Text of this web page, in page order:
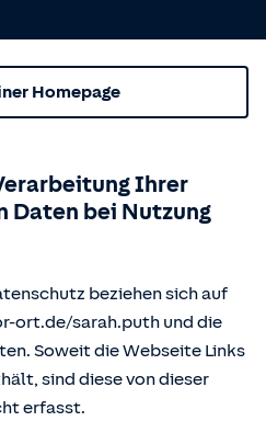
Homepage
Ihrer
Daten bei Nutzung
beziehen sich auf
ort.de/sarah.puth und die
Soweit die Webseite Links
sind diese von dieser
erfasst.